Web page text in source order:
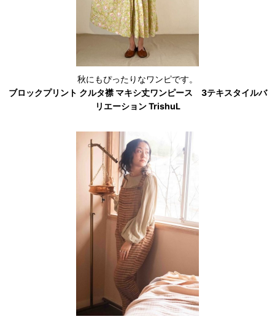
秋にもぴったりなワンピです。
ブロックプリント クルタ襟 マキシ丈ワンピース 3テキスタイルバ
リエーション TrishuL